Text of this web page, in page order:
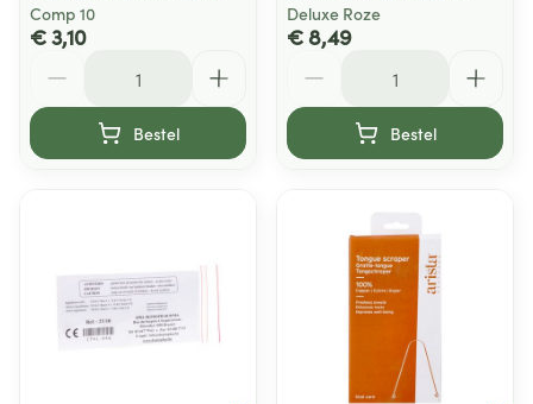
Comp 10
€ 3,10
Bestel
Deluxe Roze
€ 8,49
Bestel